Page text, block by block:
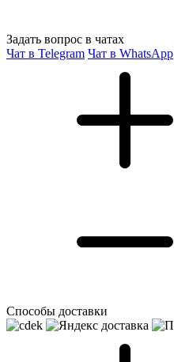
Задать вопрос в чатах
Чат в Telegram Чат в WhatsApp
Способы доставки